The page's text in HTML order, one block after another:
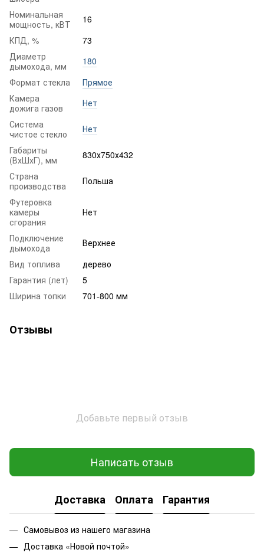
Номинальная
мощность, кВТ
16
КПД, %
73
Диаметр
дымохода, мм
180
Формат стекла
Прямое
Камера
дожига газов
Нет
Система
чистое стекло
Нет
Габариты
(ВхШхГ), мм
830х750х432
Страна
производства
Польша
Футеровка
камеры
сгорания
Нет
Подключение
дымохода
Верхнее
Вид топлива
дерево
Гарантия (лет)
5
Ширина топки
701-800 мм
Отзывы
Добавьте первый отзыв
Написать отзыв
Доставка Оплата Гарантия
Самовывоз из нашего магазина
Доставка «Новой почтой»